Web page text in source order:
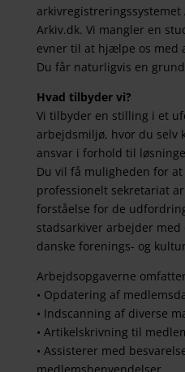
Arkiv.dk. Vi mangler en
evner til at hjælpe os med
Du får naturligvis en
Hvad tilbyder vi?
Vi tilbyder en stilling i et
arbejdsmiljø, hvor du selv
ansvar i forhold til
Du vil få muligheden for
professionelt sekretariat
forståelse for de
stadsarkiver arbejder
danske forenings- og
Arbejdsopgaverne
• Opdatering af
• Indscanning af diverse
• Artikelskrivning til
• Assisterer med